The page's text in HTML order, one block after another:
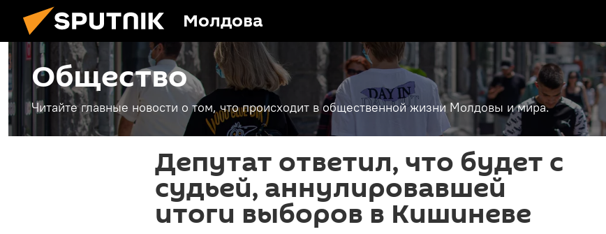
Молдова
Общество
Читайте главные новости о том, что происходит в общественной жизни Молдовы и мира.
Депутат ответил, что будет с
судьей, аннулировавшей
итоги выборов в Кишиневе